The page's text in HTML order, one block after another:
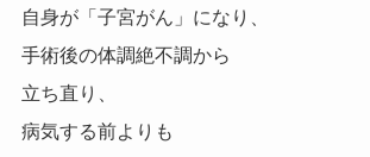
自身が「子宮がん」になり、
手術後の体調絶不調から
立ち直り、
病気する前よりも